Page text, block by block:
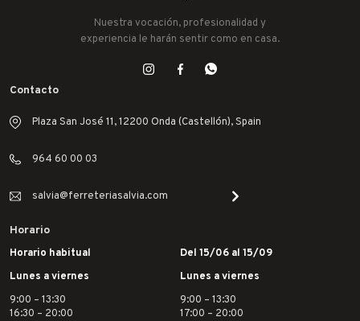
Nuestra vocación, profesionalidad y
experiencia le harán sentir como en casa.
Contacto
Plaza San José 11, 12200 Onda (Castellón), Spain
964 60 00 03
salvia@ferreteriasalvia.com
Horario
Horario habitual
Lunes a viernes
9:00 – 13:30
16:30 – 20:00
Del 15/06 al 15/09
Lunes a viernes
9:00 – 13:30
17:00 – 20:00